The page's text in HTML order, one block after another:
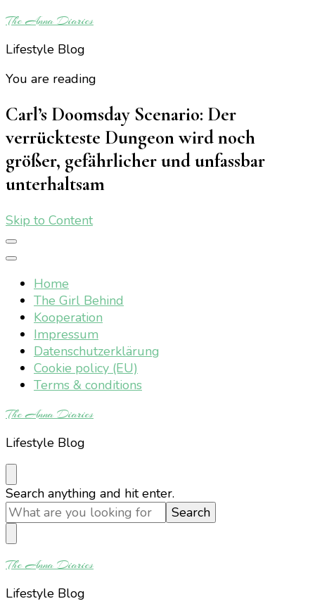
The Anna Diaries
Lifestyle Blog
You are reading
Carl’s Doomsday Scenario: Der
verrückteste Dungeon wird noch
größer, gefährlicher und unfassbar
unterhaltsam
Skip to Content
Home
The Girl Behind
Kooperation
Impressum
Datenschutzerklärung
Cookie policy (EU)
Terms & conditions
The Anna Diaries
Lifestyle Blog
Looking
for
Something?
Search anything and hit enter.
The Anna Diaries
Lifestyle Blog